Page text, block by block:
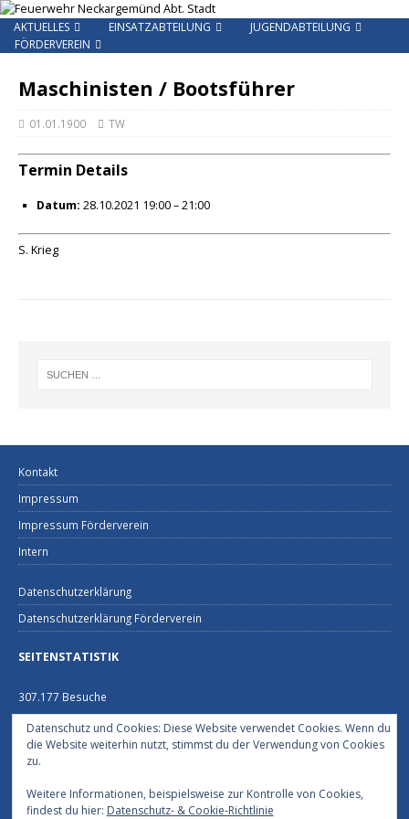
AKTUELLES EINSATZABTEILUNG
JUGENDABTEILUNG
FÖRDERVEREIN
Maschinisten / Bootsführer
01.01.1900 TW
Termin Details
Datum: 28.10.2021 19:00–21:00
S. Krieg
Kontakt
Impressum
Impressum Förderverein
Intern
Datenschutzerklärung
Datenschutzerklärung Förderverein
SEITENSTATISTIK
307.177 Besuche
FEUERWEHRHAUS NECKARGEMÜND
Schützenhausstraße 2
69151 Neckargemünd
06223/2229
Datenschutz und Cookies: Diese Website verwendet Cookies. Wenn du
die Website weiterhin nutzt, stimmst du der Verwendung von Cookies
zu.
Weitere Informationen, beispielsweise zur Kontrolle von Cookies,
findest du hier: Datenschutz- & Cookie-Richtlinie